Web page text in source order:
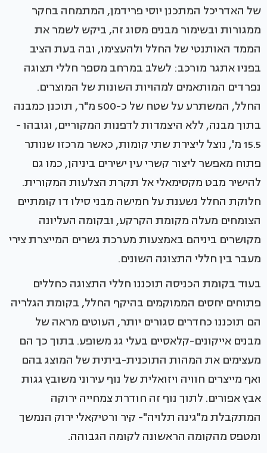
של האדריכל המתכנן יוסי פרידמן, המתמחה בחקר
ממגורות ובשימור מבנים מסוג זה, ביקש לשמר את
הממד האותנטי של החלל ולהעצימו, ובה בעת הציב
בפניו אתגר מורכב: לשלב במרחב מספר חללי תצוגה
נפרדים המותאמים למהויות השונות של המוצרים.
החלל, המשתרע על שטח של כ-500 מ"ר, תוכנן כמבנה
בתוך מבנה, ללא היצמדות לדפנות המקוריים, וגובהו -
15.5 מ', נוצל ליצירת שתי קומות, כאשר מרכזו שנותר
פתוח מאפשר ליצור קשרי עין ישירים ביניהן, כמו גם
להישיר מבט מקסימאלי אל תקרת הצלעות המקורית.
חלוקת החלל נשענת על חמישה מבני סילו דו קומתיים
הצומחים מעלה מקומת הקרקע, ובקומה העליונה
מקושרים ביניהם באמצעות מערכת גשרים המייצרת צירי
מעבר בין חללי התצוגה השונים.
בעוד בקומת הכניסה תוכננו חללי התצוגה כחללים
פתוחים יחסים הממוקמים בהיקף החלל, בקומת הגלריה
הם תוכננו כחדרים סגורים יותר, העוטים מראה של
מבנים אייקונים-קלאסיים בעלי גג משופע. בתוך כך הם
מעצימים את המהות התוכנית-ביתית של המוצג בהם
ואף מייצרים חוויה ויזואלית של נוף עירוני משובץ גגות
אבץ אפורים. לתוך נוף זה חודרת צמחייה ירוקה
המתקבלת מ"גינה תלויה"- קיר ורטיקאלי ירוק הנמשך
ומטפס מהקומה הראשונה לקומה הגבוהה.